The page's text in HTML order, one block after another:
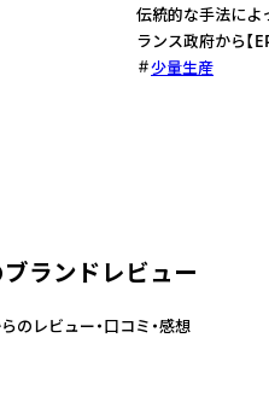
伝統的な手法によ
ランス政府から【
少量生産
ランドレビュー
のレビュー・口コミ・感想